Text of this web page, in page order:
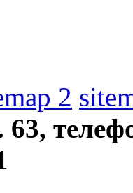
2
63,